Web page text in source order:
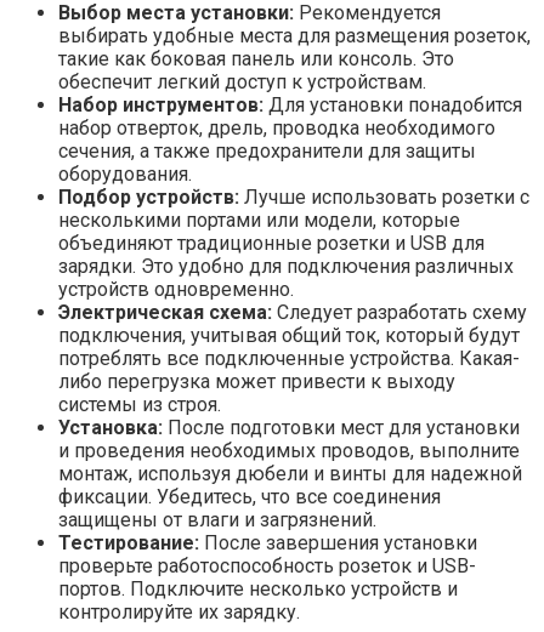
Выбор места установки: Рекомендуется
выбирать удобные места для размещения розеток,
такие как боковая панель или консоль. Это
обеспечит легкий доступ к устройствам.
Набор инструментов: Для установки понадобится
набор отверток, дрель, проводка необходимого
сечения, а также предохранители для защиты
оборудования.
Подбор устройств: Лучше использовать розетки с
несколькими портами или модели, которые
объединяют традиционные розетки и USB для
зарядки. Это удобно для подключения различных
устройств одновременно.
Электрическая схема: Следует разработать схему
подключения, учитывая общий ток, который будут
потреблять все подключенные устройства. Какая-
либо перегрузка может привести к выходу
системы из строя.
Установка: После подготовки мест для установки
и проведения необходимых проводов, выполните
монтаж, используя дюбели и винты для надежной
фиксации. Убедитесь, что все соединения
защищены от влаги и загрязнений.
Тестирование: После завершения установки
проверьте работоспособность розеток и USB-
портов. Подключите несколько устройств и
контролируйте их зарядку.